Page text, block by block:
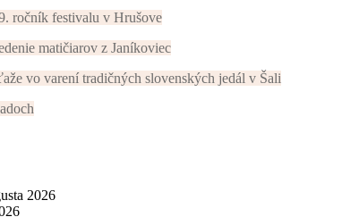
ročník festivalu v Hrušove
matičiarov z Janíkoviec
vo varení tradičných slovenských jedál v Šali
2026